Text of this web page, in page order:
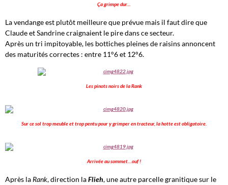
Ça grimpe dur…
La vendange est plutôt meilleure que prévue mais il faut dire que
Claude et Sandrine craignaient le pire dans ce secteur.
Après un tri impitoyable, les bottiches pleines de raisins annoncent
des maturités correctes : entre 11°6 et 12°6.
Les pinots noirs de la Rank
Sur ce sol trop meuble et trop pentu pour y grimper en tracteur, la hotte est obligatoire.
Arrivée au sommet…ouf !
Après la Rank, direction laFlieh, une autre parcelle granitique sur le